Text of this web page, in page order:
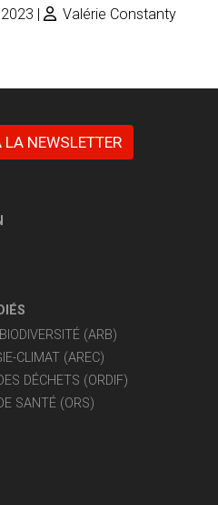
Valérie Constanty
NEWSLETTER
(ARB)
CLIMAT (AREC)
DÉCHETS (ORDIF)
SANTÉ (ORS)